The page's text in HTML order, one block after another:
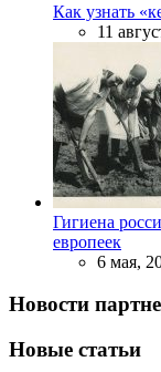
Как узнать
11
Гигиена
европеек
6 мая,
Новости
Новые статьи